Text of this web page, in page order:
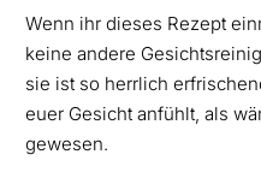
Wenn ihr dieses Rezept
keine andere
sie ist so herrlich
euer Gesicht anfühlt, als
gewesen.